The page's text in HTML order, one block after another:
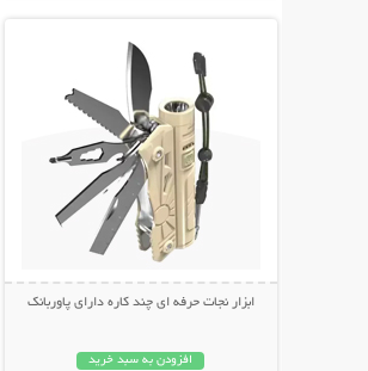
ابزار نجات حرفه ای چند کاره دارای پاوربانک
افزودن به سبد خرید